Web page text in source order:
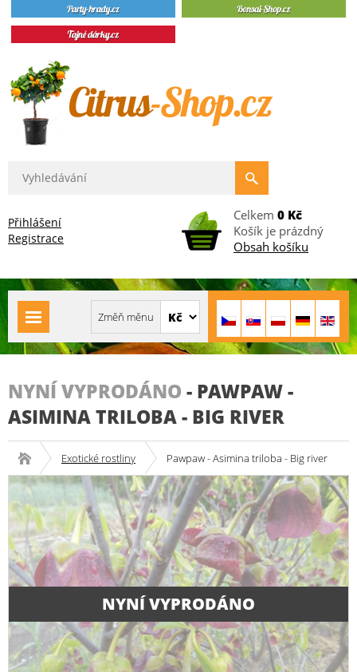
Přihlášení
Registrace
Celkem 0 Kč
Košík je prázdný
Obsah košíku
NYNÍ VYPRODÁNO - PAWPAW -
ASIMINA TRILOBA - BIG RIVER
Exotické rostliny Pawpaw - Asimina triloba - Big river
NYNÍ VYPRODÁNO